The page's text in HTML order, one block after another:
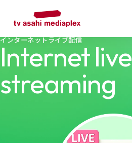
インターネットライブ配信
Internet live
streaming